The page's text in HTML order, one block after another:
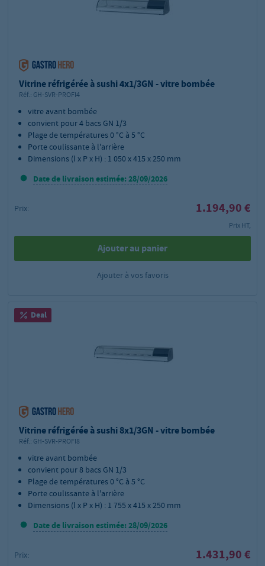
Vitrine réfrigérée à sushi 4x1/3GN - vitre bombée
Réf.: GH-SVR-PROFI4
vitre avant bombée
convient pour 4 bacs GN 1/3
Plage de températures 0 °C à 5 °C
Porte coulissante à l'arrière
Dimensions (l x P x H) : 1 050 x 415 x 250 mm
Date de livraison estimée: 28/09/2026
Prix: 1.194,90 €
Prix HT,
Ajouter au panier
Ajouter à vos favoris
Deal
Vitrine réfrigérée à sushi 8x1/3GN - vitre bombée
Réf.: GH-SVR-PROFI8
vitre avant bombée
convient pour 8 bacs GN 1/3
Plage de températures 0 °C à 5 °C
Porte coulissante à l'arrière
Dimensions (l x P x H) : 1 755 x 415 x 250 mm
Date de livraison estimée: 28/09/2026
Prix: 1.431,90 €